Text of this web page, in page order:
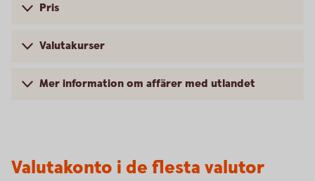
Pris
Valutakurser
Mer information om affärer med utlandet
Valutakonto i de flesta valutor